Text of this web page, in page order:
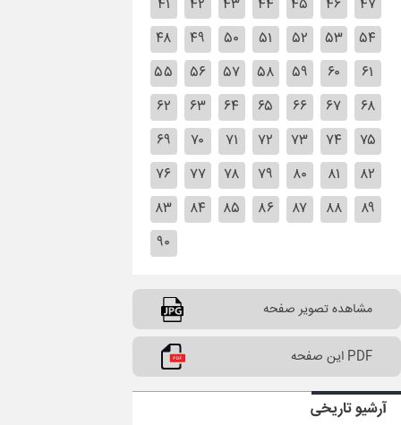
۴۱
۴۲ ۴۳ ۴۴ ۴۵ ۴۶
۴۷
۴۸
۴۹ ۵۰ ۵۱ ۵۲ ۵۳
۵۴
۵۵
۵۶ ۵۷ ۵۸ ۵۹ ۶۰
۶۱
۶۲
۶۳ ۶۴ ۶۵ ۶۶ ۶۷
۶۸
۶۹
۷۰ ۷۱ ۷۲ ۷۳ ۷۴
۷۵
۷۶
۷۷ ۷۸ ۷۹ ۸۰ ۸۱
۸۲
۸۳
۸۴ ۸۵ ۸۶ ۸۷ ۸۸
۸۹
۹۰
مشاهده تصویر صفحه
PDF این صفحه
آرشیو تاریخی